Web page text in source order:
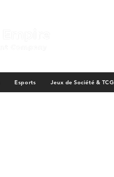
Esports Jeux de Société & TCG